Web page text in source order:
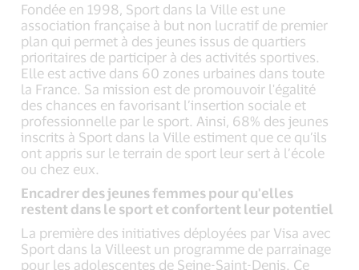
Fondée en 1998, Sport dans la Ville est une
association française à but non lucratif de premier
plan qui permet à des jeunes issus de quartiers
prioritaires de participer à des activités sportives.
Elle est active dans 60 zones urbaines dans toute
la France. Sa mission est de promouvoir l'égalité
des chances en favorisant l’insertion sociale et
professionnelle par le sport. Ainsi, 68% des jeunes
inscrits à Sport dans la Ville estiment que ce qu’ils
ont appris sur le terrain de sport leur sert à l’école
ou chez eux.
Encadrer des jeunes femmes pour qu'elles
restent dans le sport et confortent leur potentiel
La première des initiatives déployées par Visa avec
Sport dans la Villeest un programme de parrainage
pour les adolescentes de Seine-Saint-Denis. Ce